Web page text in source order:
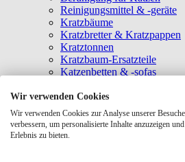
Reinigungsmittel & -geräte
Kratzbäume
Kratzbretter & Kratzpappen
Kratztonnen
Kratzbaum-Ersatzteile
Katzenbetten & -sofas
Katzenhäuser
Hängematten &
Katzendecken & -matten
Baldrian- & Catnipspielzeug
Wir verwenden Cookies
Wir verwenden Cookies zur Analyse unserer
verbessern, um personalisierte Inhalte anzuzeigen
Erlebnis zu bieten.